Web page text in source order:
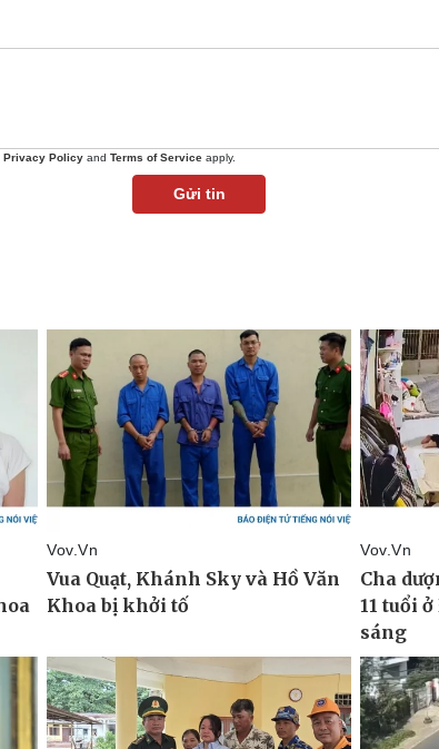
Privacy Policy and Terms of Service apply.
Gửi tin